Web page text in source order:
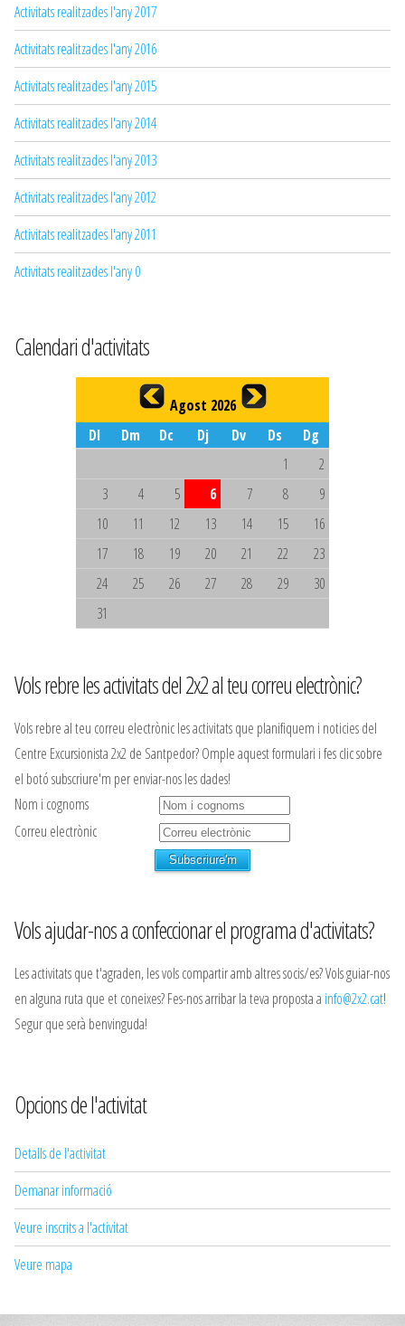
Activitats realitzades l'any 2017
Activitats realitzades l'any 2016
Activitats realitzades l'any 2015
Activitats realitzades l'any 2014
Activitats realitzades l'any 2013
Activitats realitzades l'any 2012
Activitats realitzades l'any 2011
Activitats realitzades l'any 0
Calendari d'activitats
Agost 2026
Dl
Dm Dc Dj Dv Ds
Dg
1
2
3
4 5 6 7 8
9
10
11 12 13 14 15
16
17
18 19 20 21 22
23
24
25 26 27 28 29
30
31
Vols rebre les activitats del 2x2 al teu correu electrònic?
Vols rebre al teu correu electrònic les activitats que planifiquem i noticies del
Centre Excursionista 2x2 de Santpedor? Omple aquest formulari i fes clic sobre
el botó subscriure'm per enviar-nos les dades!
Nom i cognoms
Correu electrònic
Vols ajudar-nos a confeccionar el programa d'activitats?
Les activitats que t'agraden, les vols compartir amb altres socis/es? Vols guiar-nos
en alguna ruta que et coneixes? Fes-nos arribar la teva proposta a info@2x2.cat!
Segur que serà benvinguda!
Opcions de l'activitat
Detalls de l'activitat
Demanar informació
Veure inscrits a l'activitat
Veure mapa